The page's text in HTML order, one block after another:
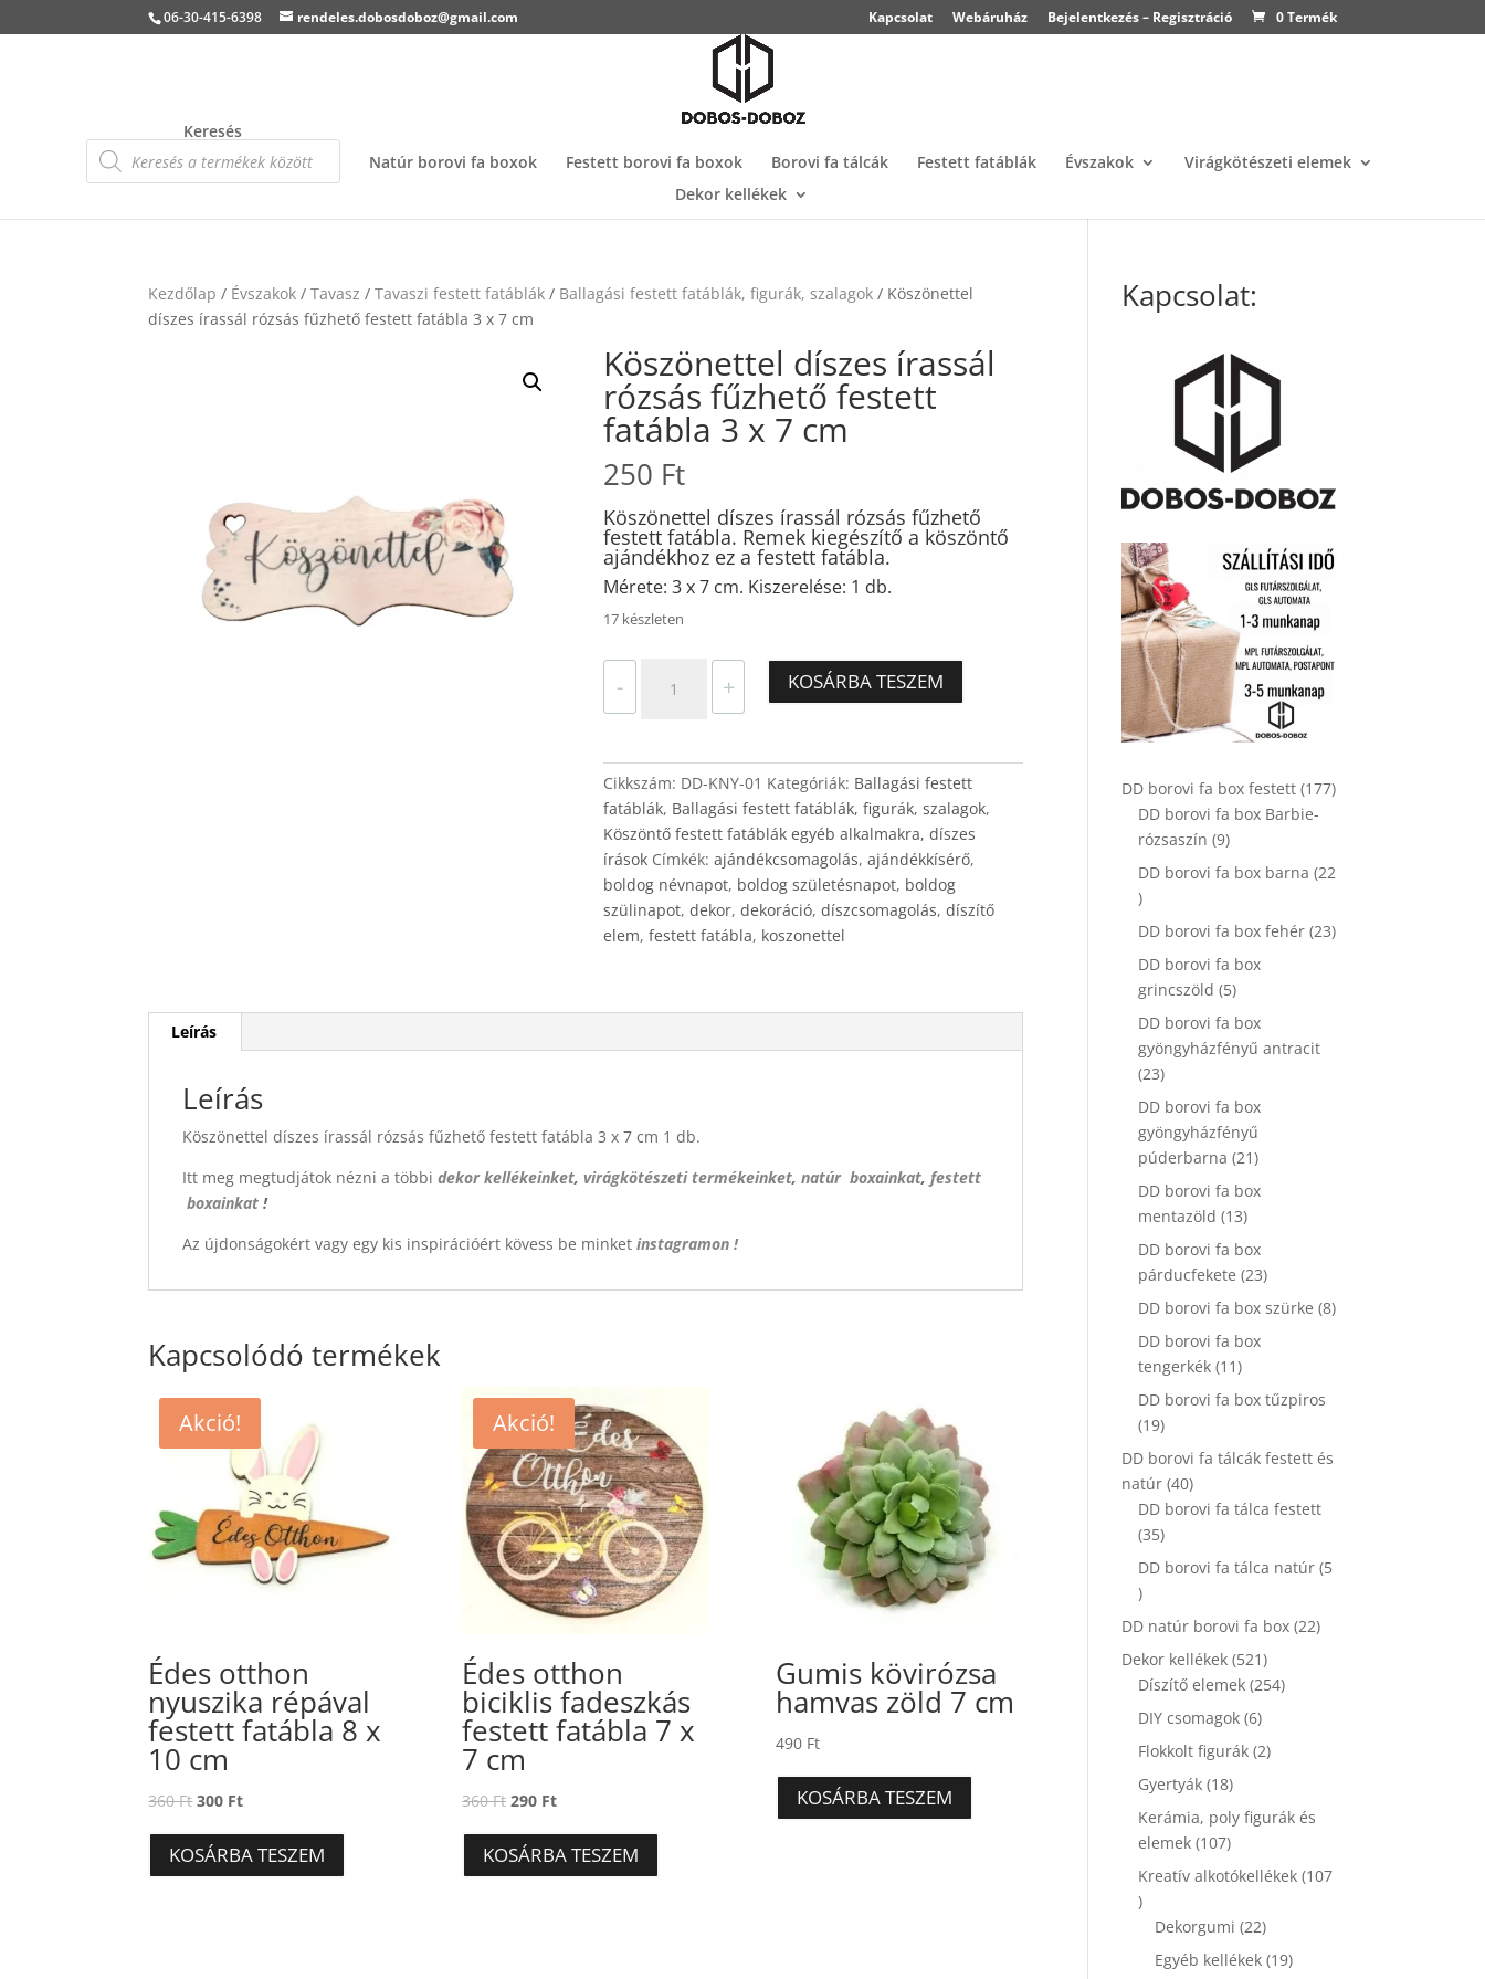
06-30-415-6398 rendeles.dobosdoboz@gmail.com Kapcsolat Webáruház Bejelentkezés – Regisztráció 0 Termék
Keresés
Products
search Natúr borovi fa boxok Festett borovi fa boxok Borovi fa tálcák Festett fatáblák Évszakok
Virágkötészeti elemek
Dekor kellékek
Kezdőlap / Évszakok /Tavasz /Tavaszi festett fatáblák / Ballagási festett fatáblák, figurák, szalagok / Köszönettel
díszes írassál rózsás fűzhető festett fatábla 3 x 7 cm
Köszönettel díszes írassál
rózsás fűzhető festett
fatábla 3 x 7 cm
250 Ft
Köszönettel díszes írassál rózsás fűzhető
festett fatábla. Remek kiegészítő a köszöntő
ajándékhoz ez a festett fatábla.
Mérete: 3 x 7 cm. Kiszerelése: 1 db.
17 készleten
-
díszes
fűzhető
festett
fatábla
3
7
cm
mennyiség
+ KOSÁRBA TESZEM
Cikkszám: DD-KNY-01 Kategóriák: Ballagási festett
fatáblák, Ballagási festett fatáblák, figurák, szalagok,
Köszöntő festett fatáblák egyéb alkalmakra, díszes
írások Címkék:ajándékcsomagolás,ajándékkísérő,
boldog névnapot, boldog születésnapot, boldog
szülinapot,dekor,dekoráció,díszcsomagolás,díszítő
elem,festett fatábla, koszonettel
Leírás
Leírás
Köszönettel díszes írassál rózsás fűzhető festett fatábla 3 x 7 cm 1 db.
Itt meg megtudjátok nézni a többidekor kellékeinket, virágkötészeti termékeinket,natúr boxainkat,festett
boxainkat !
Az újdonságokért vagy egy kis inspirációért kövess be minketinstagramon !
Kapcsolódó termékek
Akció!
Édes otthon
nyuszika répával
festett fatábla 8 x
10 cm
360FtOriginal
was:
360 Ft.
300 FtCurrent
is:
300 Ft.
KOSÁRBA TESZEM
Akció!
Édes otthon
biciklis fadeszkás
festett fatábla 7 x
7 cm
360Ft Original
was:
360 Ft.
290 FtCurrent
is:
290 Ft.
KOSÁRBA TESZEM
Gumis kövirózsa
hamvas zöld 7 cm
490 Ft
KOSÁRBA TESZEM
Kapcsolat:
DD borovi fa box festett 177177
DD borovi fa box Barbie-
rózsaszín 99
termék
DD borovi fa box barna 22
22
termék
DD borovi fa box fehér 2323
DD borovi fa box
grincszöld 55
termék
DD borovi fa box
gyöngyházfényű antracit
2323
termék
DD borovi fa box
gyöngyházfényű
púderbarna 2121
DD borovi fa box
mentazöld 1313
DD borovi fa box
párducfekete 2323
termék
DD borovi fa box szürke 88
DD borovi fa box
tengerkék 1111
termék
DD borovi fa box tűzpiros
1919
termék
DD borovi fa tálcák festett és
natúr 4040
termék
DD borovi fa tálca festett
3535
termék
DD borovi fa tálca natúr 5
5
termék
DD natúr borovi fa box 2222
Dekor kellékek 521521
termék
Díszítő elemek 254254
DIY csomagok 66
termék
Flokkolt figurák 22
Gyertyák 1818
termék
Kerámia, poly figurák és
elemek 107107
termék
Kreatív alkotókellékek 107
107
termék
Dekorgumi 2222
termék
Egyéb kellékek 1919